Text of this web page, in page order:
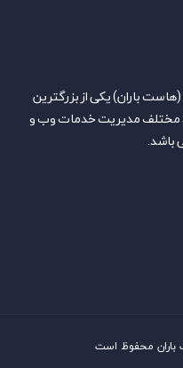
باران) یکی از بزرگترین
مختلف مدیریت خدمات وب و
باشد.
محفوظ است